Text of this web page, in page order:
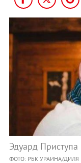
Эдуард Приступа
ФОТО: РБК УРАИНА/ДИЛЯ